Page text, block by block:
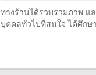
ทางร้านได้รวบรวมภาพ แ
บุคคลทั่วไปที่สนใจ ได้ศึกษ